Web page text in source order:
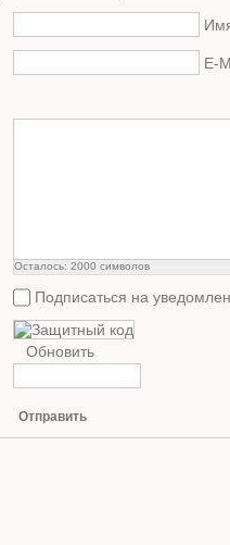
E-
Осталось: 2000 символов
Подписаться на
Обновить
Отправить